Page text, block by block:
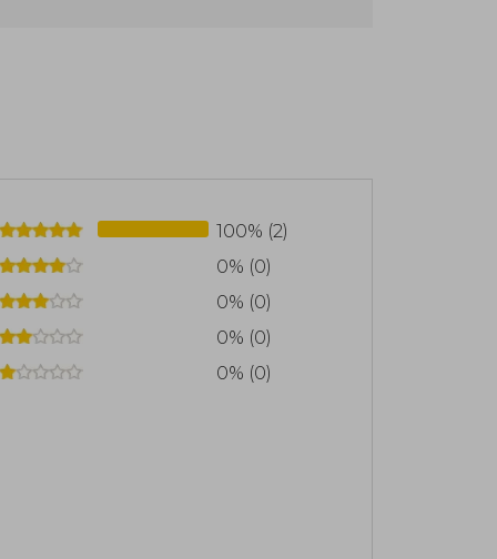
100% (2)
0% (0)
0% (0)
0% (0)
0% (0)